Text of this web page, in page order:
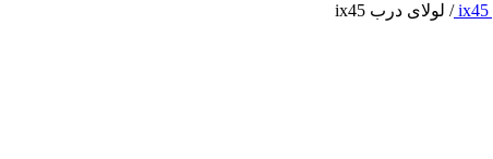
/ لولای درب ix45